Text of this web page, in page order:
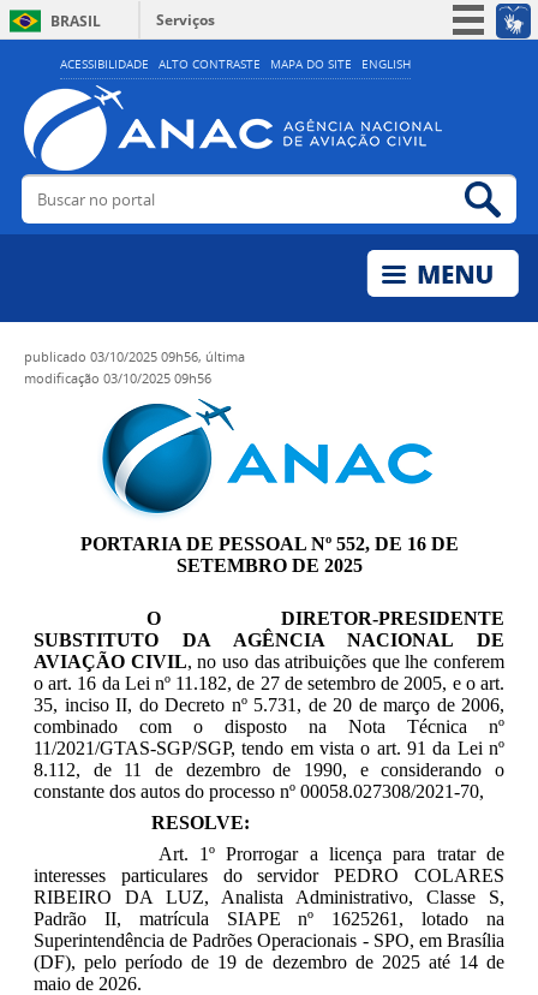
ACESSIBILIDADE ALTO CONTRASTE MAPA DO SITE ENGLISH
BRASIL
Serviços
Simplifique!
Acesso à informação
Legislação
Buscar no portal
publicado 03/10/2025 09h56, última
modificação 03/10/2025 09h56
PORTARIA DE PESSOAL Nº 552, DE 16 DE
SETEMBRO DE 2025
O DIRETOR-PRESIDENTE
SUBSTITUTO DA AGÊNCIA NACIONAL DE
AVIAÇÃO CIVIL, no uso das atribuições que lhe conferem
o art. 16 da Lei nº 11.182, de 27 de setembro de 2005, e o art.
35, inciso II, do Decreto nº 5.731, de 20 de março de 2006,
combinado com o disposto na Nota Técnica nº
11/2021/GTAS-SGP/SGP, tendo em vista o art. 91 da Lei nº
8.112, de 11 de dezembro de 1990, e considerando o
constante dos autos do processo nº 00058.027308/2021-70,
RESOLVE:
Art. 1ºProrrogar a licença para tratar de
interesses particulares do servidorPEDRO COLARES
RIBEIRO DA LUZ​​, Analista Administrativo, Classe S,
Padrão II, matrícula SIAPE nº 1625261, lotado na
Superintendência de Padrões Operacionais - SPO, em Brasília
(DF), pelo período de 19 de dezembro de 2025 até 14 de
maio de 2026.